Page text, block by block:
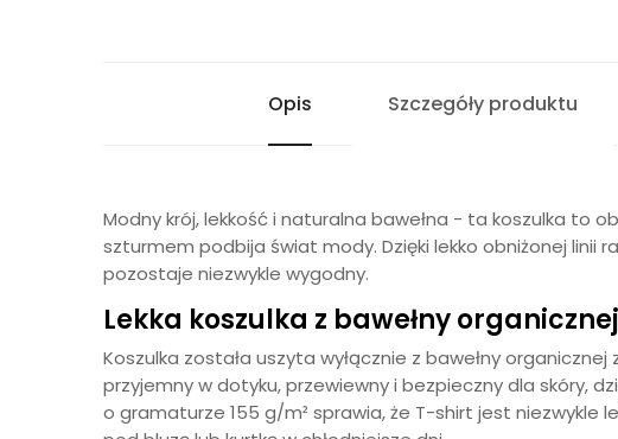
Opis Szczegóły produktu
Modny krój, lekkość i naturalna bawełna - ta koszulka to
szturmem podbija świat mody. Dzięki lekko obniżonej linii
pozostaje niezwykle wygodny.
Lekka koszulka z bawełny organicznej
Koszulka została uszyta wyłącznie z bawełny
przyjemny w dotyku, przewiewny i bezpieczny dla skóry,
o gramaturze 155 g/m² sprawia, że T-shirt jest niezwykle